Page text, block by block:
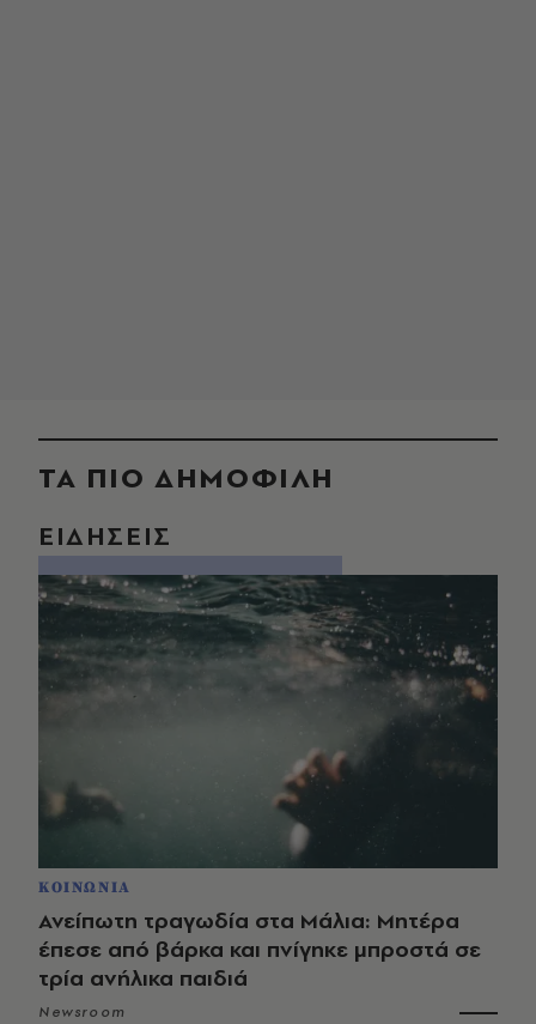
ΤΑ ΠΙΟ ΔΗΜΟΦΙΛΗ
ΕΙΔΗΣΕΙΣ
ΚΟΙΝΩΝΙΑ
Ανείπωτη τραγωδία στα Μάλια: Μητέρα
έπεσε από βάρκα και πνίγηκε μπροστά σε
τρία ανήλικα παιδιά
Newsroom